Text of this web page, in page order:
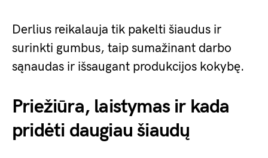
Derlius reikalauja tik pakelti šiaudus ir
surinkti gumbus, taip sumažinant darbo
sąnaudas ir išsaugant produkcijos kokybę.
Priežiūra, laistymas ir kada
pridėti daugiau šiaudų